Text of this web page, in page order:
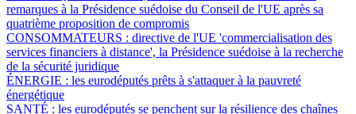
remarques à la Présidence suédoise du Conseil de l'UE après sa
quatrième proposition de compromis
CONSOMMATEURS : directive de l'UE 'commercialisation des
services financiers à distance', la Présidence suédoise à la recherche
de la sécurité juridique
ÉNERGIE : les eurodéputés prêts à s'attaquer à la pauvreté
énergétique
SANTÉ : les eurodéputés se penchent sur la résilience des chaînes